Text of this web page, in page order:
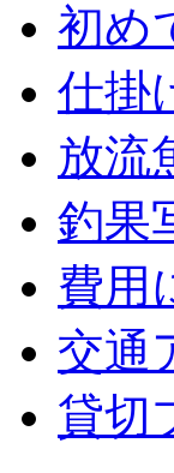
初め
仕掛
放流
釣果
費用
交通
貸切